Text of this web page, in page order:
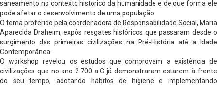
saneamento no contexto histórico da humanidade e de que forma ele
pode afetar o desenvolvimento de uma população.
O tema proferido pela coordenadora de Responsabilidade Social, Maria
Aparecida Draheim, expôs resgates históricos que passaram desde o
surgimento das primeiras civilizações na Pré-História até a Idade
Contemporânea.
O workshop revelou os estudos que comprovam a existência de
civilizações que no ano 2.700 a.C já demonstraram estarem à frente
do seu tempo, adotando hábitos de higiene e implementando